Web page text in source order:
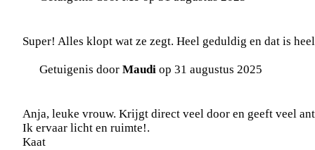
Super! Alles klopt wat ze zegt. Heel geduldig en dat is
Getuigenis door Maudi op 31 augustus 2025
Anja, leuke vrouw. Krijgt direct veel door en geeft veel
Ik ervaar licht en ruimte!.
Kaat